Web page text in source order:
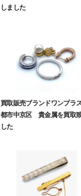
しました
買取販売ブランドワンプ
都市中京区 貴金属を買取
した